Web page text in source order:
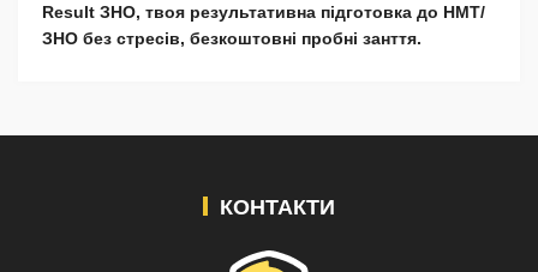
Result ЗНО, твоя результативна підготовка до НМТ/
ЗНО без стресів, безкоштовні пробні занття.
КОНТАКТИ